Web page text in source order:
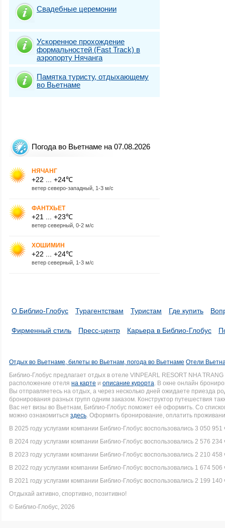
Свадебные церемонии
Ускоренное прохождение
формальностей (Fast Track) в
аэропорту Нячанга
Памятка туристу, отдыхающему
во Вьетнаме
Погода во Вьетнаме на 07.08.2026
НЯЧАНГ
+22 ... +24℃
ветер северо-западный, 1-3 м/с
ФАНТХЬЕТ
+21 ... +23℃
ветер северный, 0-2 м/с
ХОШИМИН
+22 ... +24℃
ветер северный, 1-3 м/с
О Библио-Глобус Турагентствам Туристам Где купить
Фирменный стиль Пресс-центр Карьера в Библио-Глобус
Отдых во Вьетнаме, билеты во Вьетнам, погода во Вьетнаме Отели
Библио-Глобус предлагает отдых в отеле VINPEARL RESORT NHA
расположение отеля на карте и описание курорта. В окне онлайн
Вы отправляетесь на отдых, а через несколько дней ожидаете приезда
бронирования разных групп одним заказом. Конструктор путешествия
Вас нет визы во Вьетнам, Библио-Глобус поможет её оформить. Со
можно ознакомиться здесь. Оформить бронирование, оплатить
В 2025 году услугами компании Библио-Глобус воспользовались 3 050 951
В 2024 году услугами компании Библио-Глобус воспользовались 2 576 234
В 2023 году услугами компании Библио-Глобус воспользовались 2 210 458
В 2022 году услугами компании Библио-Глобус воспользовались 1 674 506
В 2021 году услугами компании Библио-Глобус воспользовались 2 199 140
Отдыхай активно, спортивно, позитивно!
© Библио-Глобус, 2026